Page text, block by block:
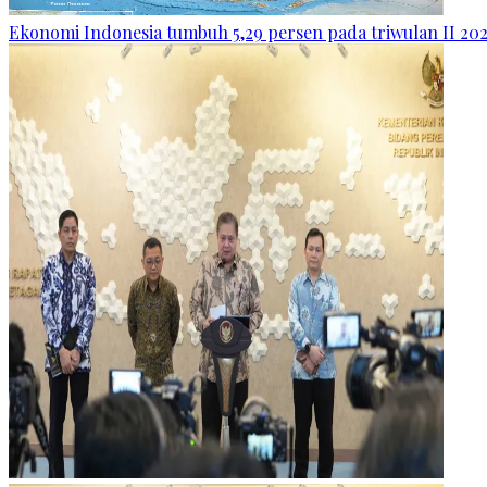
Ekonomi Indonesia tumbuh 5,29 persen pada triwulan II